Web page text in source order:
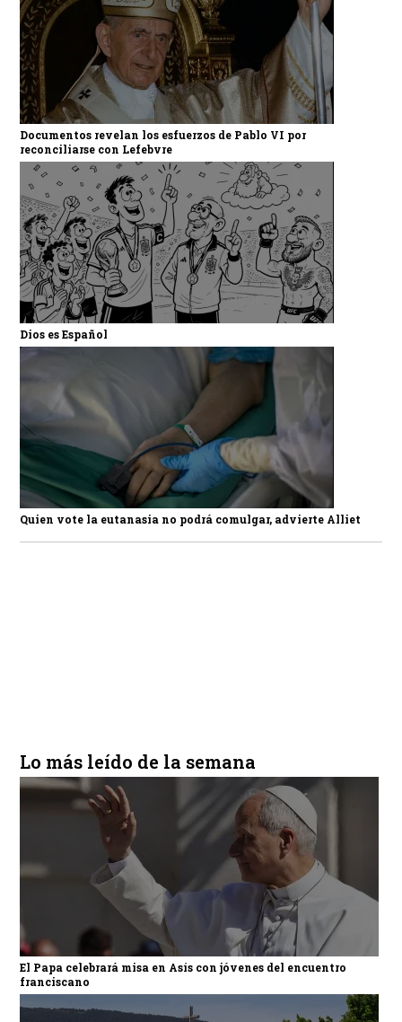
Documentos revelan los esfuerzos de Pablo VI por
reconciliarse con Lefebvre
Dios es Español
Quien vote la eutanasia no podrá comulgar, advierte Alliet
Lo más leído de la semana
El Papa celebrará misa en Asís con jóvenes del encuentro
franciscano